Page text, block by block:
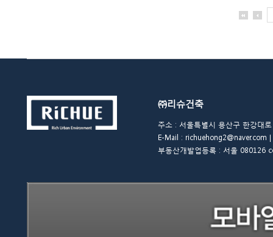
㈜리슈건축
주소 : 서울특별시 용산구 한강대
E-Mail :
부동산개발업등록 : 서울 080126